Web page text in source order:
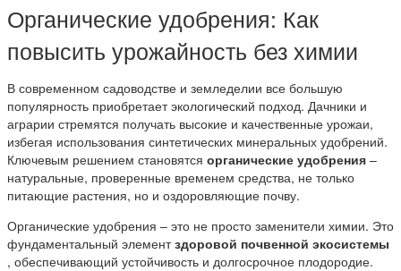
Органические удобрения: Как
повысить урожайность без химии
В современном садоводстве и земледелии все большую
популярность приобретает экологический подход. Дачники и
аграрии стремятся получать высокие и качественные урожаи,
избегая использования синтетических минеральных удобрений.
Ключевым решением становятся органические удобрения –
натуральные, проверенные временем средства, не только
питающие растения, но и оздоровляющие почву.
Органические удобрения – это не просто заменители химии. Это
фундаментальный элементздоровой почвенной экосистемы
, обеспечивающий устойчивость и долгосрочное плодородие.